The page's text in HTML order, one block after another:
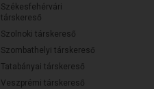
Székesfehérvári
társkereső
Szolnoki társkereső
Szombathelyi társkereső
Tatabányai társkereső
Veszprémi társkereső